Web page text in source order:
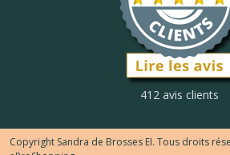
412 avis clients
Copyright Sandra de Brosses EI. Tous droits